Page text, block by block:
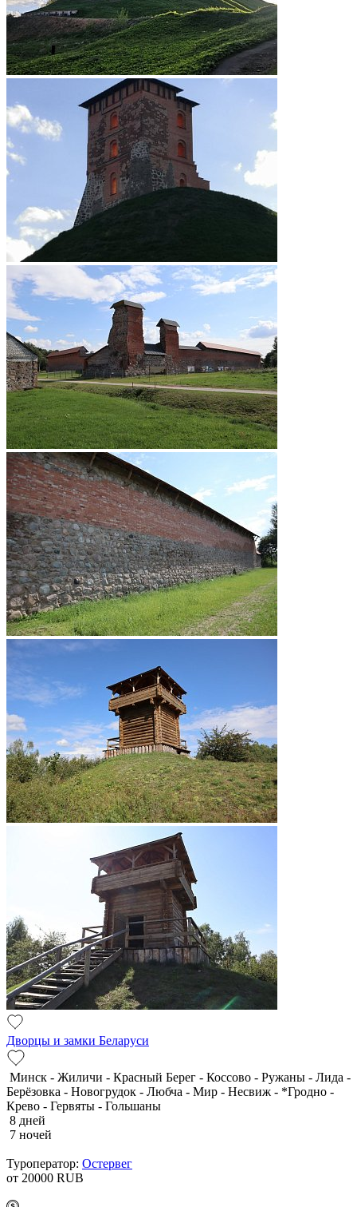
Дворцы и замки Беларуси
Минск - Жиличи - Красный Берег - Коссово - Ружаны - Лида -
Берёзовка - Новогрудок - Любча - Мир - Несвиж - *Гродно -
Крево - Гервяты - Гольшаны
8 дней
7 ночей
Туроператор: Остервег
от 20000 RUB